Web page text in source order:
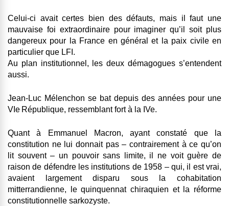
Celui-ci avait certes bien des défauts, mais il faut une
mauvaise foi extraordinaire pour imaginer qu’il soit plus
dangereux pour la France en général et la paix civile en
particulier que LFI.
Au plan institutionnel, les deux démagogues s’entendent
aussi.
Jean-Luc Mélenchon se bat depuis des années pour une
VIe République, ressemblant fort à la IVe.
Quant à Emmanuel Macron, ayant constaté que la
constitution ne lui donnait pas – contrairement à ce qu’on
lit souvent – un pouvoir sans limite, il ne voit guère de
raison de défendre les institutions de 1958 – qui, il est vrai,
avaient largement disparu sous la cohabitation
mitterrandienne, le quinquennat chiraquien et la réforme
constitutionnelle sarkozyste.